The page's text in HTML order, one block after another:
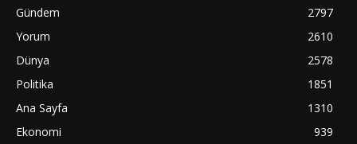
Gündem
2797
Yorum
2610
Dünya
2578
Politika
1851
Ana Sayfa
1310
Ekonomi
939